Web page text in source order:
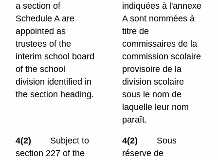
a section of
Schedule A are
appointed as
trustees of the
interim school board
of the school
division identified in
the section heading.
indiquées à l'annexe
A sont nommées à
titre de
commissaires de la
commission scolaire
provisoire de la
division scolaire
sous le nom de
laquelle leur nom
paraît.
4(2)
Subject to
section 227 of the
4(2)
Sous
réserve de